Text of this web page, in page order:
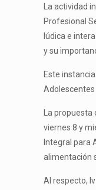
La actividad
Profesional
lúdica e
y su
Este
Adolescentes
La
viernes 8 y
Integral para
alimentación
Al respecto,